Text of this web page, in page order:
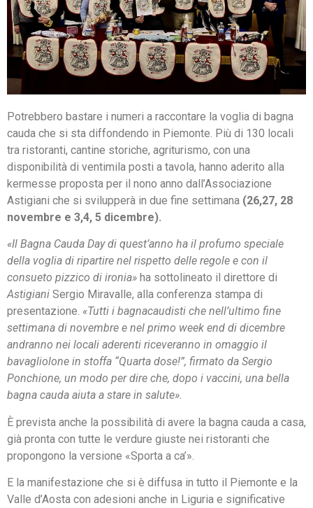
Potrebbero bastare i numeri a raccontare la voglia di bagna
cauda che si sta diffondendo in Piemonte. Più di 130 locali
tra ristoranti, cantine storiche, agriturismo, con una
disponibilità di ventimila posti a tavola, hanno aderito alla
kermesse proposta per il nono anno dall’Associazione
Astigiani che si svilupperà in due fine settimana (26,27, 28
novembre e 3,4, 5 dicembre).
«Il Bagna Cauda Day di quest’anno ha il profumo speciale
della voglia di ripartire nel rispetto delle regole e con il
consueto pizzico di ironia» ha sottolineato il direttore di
Astigiani Sergio Miravalle, alla conferenza stampa di
presentazione. «Tutti i bagnacaudisti che nell’ultimo fine
settimana di novembre e nel primo week end di dicembre
andranno nei locali aderenti riceveranno in omaggio il
bavagliolone in stoffa “Quarta dose!”, firmato da Sergio
Ponchione, un modo per dire che, dopo i vaccini, una bella
bagna cauda aiuta a stare in salute».
È prevista anche la possibilità di avere la bagna cauda a casa,
già pronta con tutte le verdure giuste nei ristoranti che
propongono la versione «Sporta a ca’».
E la manifestazione che si è diffusa in tutto il Piemonte e la
Valle d’Aosta con adesioni anche in Liguria e significative